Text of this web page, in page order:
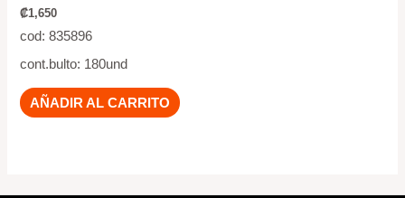
₡1,650
cod: 835896
cont.bulto: 180und
AÑADIR AL CARRITO